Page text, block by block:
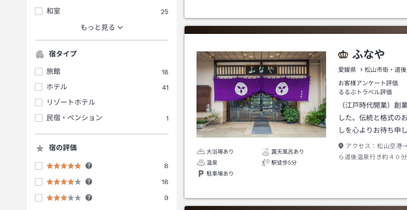
和室
25
もっと見る
宿タイプ
旅館
18
ホテル
41
リゾートホテル
民宿・ペンション
1
宿の評価
8
18
9
大浴場あり
露天風呂あり
温泉
駅徒歩5分
駐車場あり
ふなや
愛媛県 松山市街・道
お客様アンケート評価
るるぶトラベル評価
（江戸時代開業）創
した。伝統と格式の
しを心よりお待ち申
アクセス： 松山空港
ら道後温泉行き約４０